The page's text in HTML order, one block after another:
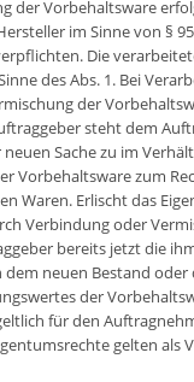
der Vorbehaltsware
im Sinne von §
Die
des Abs. 1. Bei
der
steht dem
Sache zu im
Vorbehaltsware zum
Waren. Erlischt das
Verbindung oder
bereits jetzt die
neuen Bestand oder
der
für den
gelten als